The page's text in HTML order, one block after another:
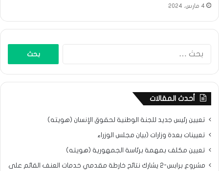
4 مارس، 2024
أحدث المقالات
تعيين رئيس جديد للجنة الوطنية لحقوق الإنسان (هويته)
تعيينات بعدة وزارات (بيان مجلس الوزراء
تعيين مكلف بمهمة برئاسة الجمهورية (هويته)
مشروع برابس-2 يشارك نتائح خارطة مقدمي خدمات العنف القائم على